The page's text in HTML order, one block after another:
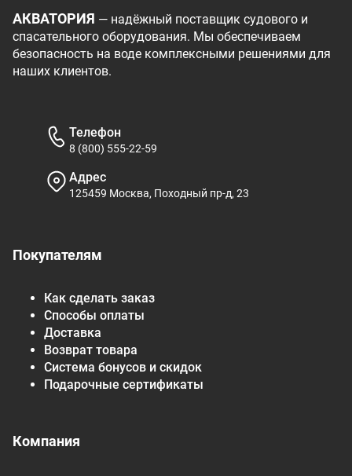
АКВАТОРИЯ — надёжный поставщик судового и
спасательного оборудования. Мы обеспечиваем
безопасность на воде комплексными решениями для
наших клиентов.
Покупателям
Как сделать заказ
Способы оплаты
Доставка
Возврат товара
Система бонусов и скидок
Подарочные сертификаты
Компания
Телефон
8 (800) 555-22-59
Адрес
125459 Москва, Походный пр-д, 23